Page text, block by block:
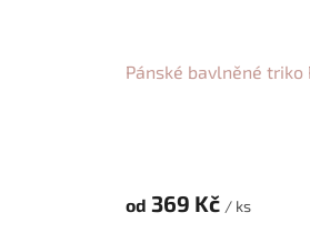
Pánské bavlněné triko
od 369 Kč / ks